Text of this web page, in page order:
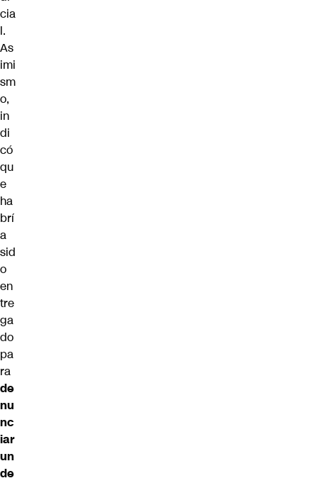
cia
l.
As
imi
sm
o,
in
di
có
qu
e
ha
brí
a
sid
o
en
tre
ga
do
pa
ra
de
nu
nc
iar
un
de